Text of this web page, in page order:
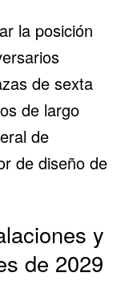
la posición
de sexta
de largo
de
de diseño de
y
de 2029